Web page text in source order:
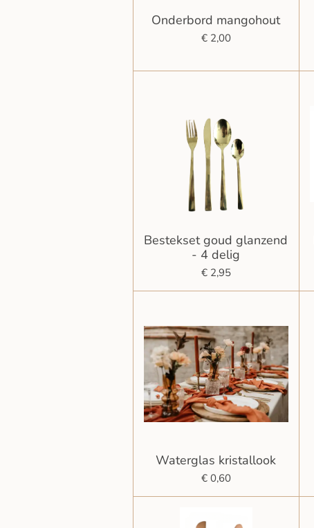
Onderbord mangohout
€ 2,00
Bestekset goud glanzend
- 4 delig
€ 2,95
Waterglas kristallook
€ 0,60